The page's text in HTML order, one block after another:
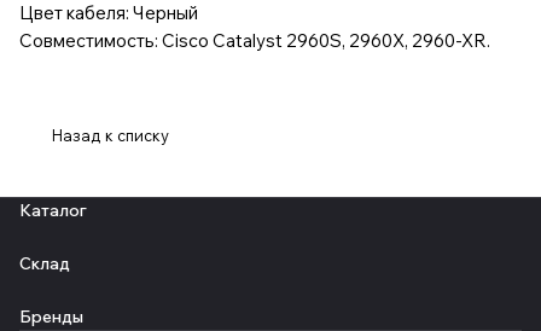
Цвет кабеля: Черный
Совместимость: Cisco Catalyst 2960S, 2960X, 2960-XR.
Назад к списку
Каталог
Склад
Бренды